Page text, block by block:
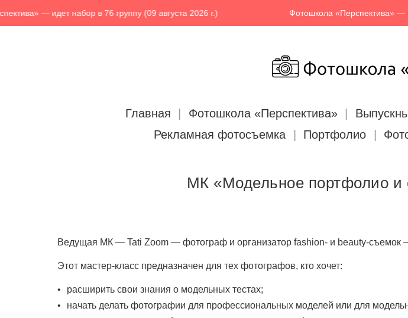
Главная Фотошкола «Перспектива»
Рекламная фотосъемка
Портфолио
МК «Модельное портфолио и
Ведущая МК — Tati Zoom — фотограф и организатор fashion- и beauty-съемок
Этот мастер-класс предназначен для тех фотографов, кто хочет:
расширить свои знания о модельных тестах;
начать делать фотографии для профессиональных моделей или для
— идет набор в 76 группу (09 августа 2026 г.) Фотошкола «Перспектива» — идет